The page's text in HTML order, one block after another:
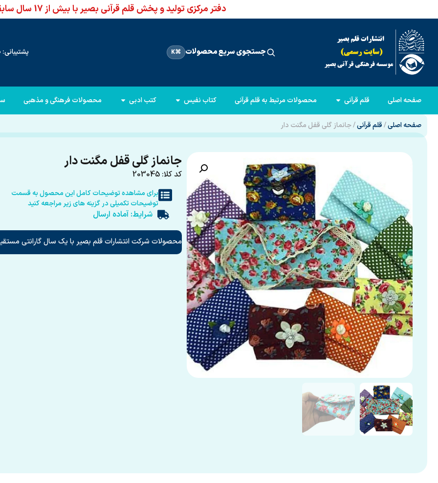
دفتر مرکزی تولید و پخش قلم قرآنی بصیر با بیش از 17 سال سابقه
جستجوی سریع محصولات ⌘K پشتیبانی: 66960950-021
صفحه اصلی قلم قرآنی محصولات مرتبط به قلم قرآنی کتاب نفیس کتب ادبی محصولات فرهنگی و مذهبی
صفحه اصلی/قلم قرآنی/ جانماز گلی قفل مگنت دار
جانماز گلی قفل مگنت دار
کد کلا: 203045
برای مشاهده توضیحات کامل این محصول به قسمت
توضیحات تکمیلی در گزینه های زیر مراجعه کنید
شرایط: آماده ارسال
محصولات شرکت انتشارات قلم بصیر با یک سال گارانتی